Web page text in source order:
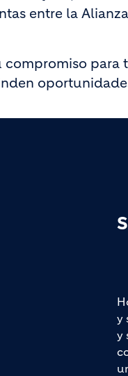
entre la
y
y